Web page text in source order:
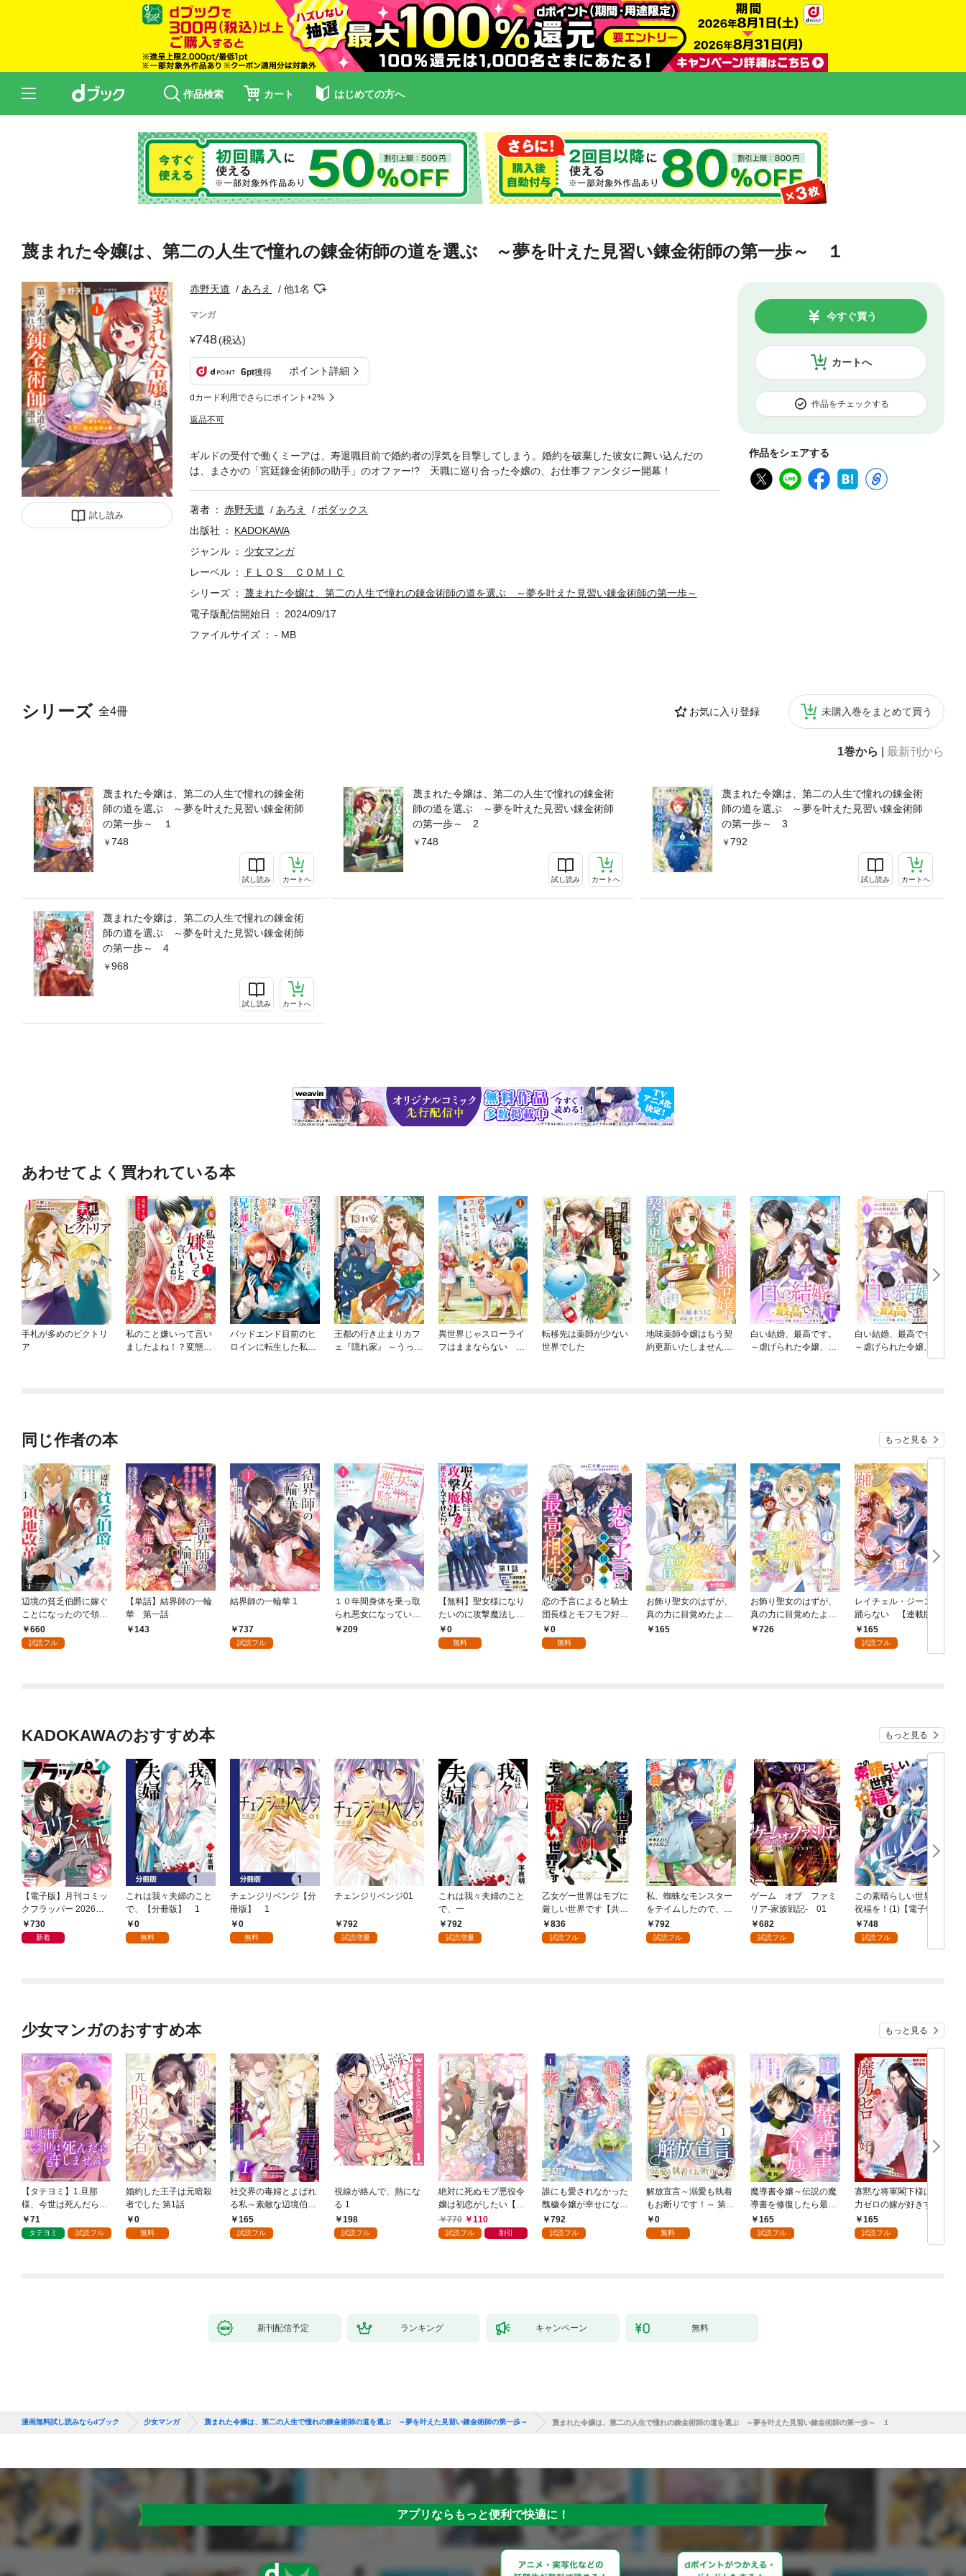
作品検索 カート はじめての方へ
蔑まれた令嬢は、第二の人生で憧れの錬金術師の道を選ぶ ～夢を叶えた見習い錬金術師の第一歩～ １
試し読み
赤野天道 あろえ 他1名
マンガ
748(税込)
6pt獲得 ポイント詳細
dカード利用でさらにポイント+2%
返品不可
カートへ
今すぐ買う
作品をチェックする
作品をシェアする
シリーズ 全4冊 お気に入り登録 未購入巻をまとめて買う
1巻から 最新刊から
蔑まれた令嬢は、第二の人生で憧れの錬金術
師の道を選ぶ ～夢を叶えた見習い錬金術師
の第一歩～ １
748
試し読み カートへ
蔑まれた令嬢は、第二の人生で憧れの錬金術
師の道を選ぶ ～夢を叶えた見習い錬金術師
の第一歩～ 2
748
試し読み カートへ
蔑まれた令嬢は、第二の人生で憧れの錬金術
師の道を選ぶ ～夢を叶えた見習い錬金術師
の第一歩～ 3
792
試し読み カートへ
蔑まれた令嬢は、第二の人生で憧れの錬金術
師の道を選ぶ ～夢を叶えた見習い錬金術師
の第一歩～ 4
968
試し読み カートへ
ギルドの受付で働くミーアは、寿退職目前で婚約者の浮気を目撃してしまう。婚約を破棄した彼女に舞い込んだの
は、まさかの「宮廷錬金術師の助手」のオファー!? 天職に巡り合った令嬢の、お仕事ファンタジー開幕！
著者 赤野天道 あろえ
ボダックス
出版社
KADOKAWA
ジャンル
少女マンガ
レーベル
ＦＬＯＳ ＣＯＭＩＣ
シリーズ
蔑まれた令嬢は、第二の人生で憧れの錬金術師の道を選ぶ ～夢を叶えた見習い錬金術師の第一歩～
電子版配信開始日
2024/09/17
ファイルサイズ
- MB
あわせてよく買われている本
手札が多めのビクトリ
ア
私のこと嫌いって言い
ましたよね！？変態公
バッドエンド目前のヒ
ロインに転生した私、
王都の行き止まりカフ
ェ『隠れ家』 ～うっか
異世界じゃスローライ
フはままならない ～
転移先は薬師が少ない
世界でした
地味薬師令嬢はもう契
約更新いたしません。
白い結婚、最高です。
～虐げられた令嬢、新
白い結婚、最高です。
～虐げられた令嬢、新
妻とメイドを兼任中～
同じ作者の本 もっと見る
辺境の貧乏伯爵に嫁ぐ
ことになったので領地
改革に励みます ～th
e letter from Boule～１
660
試読フル
【単話】結界師の一輪
華 第一話
143
結界師の一輪華 1
737
試読フル
１０年間身体を乗っ取
られ悪女になっていた
私に、二度と顔を見せ
209
【無料】聖女様になり
たいのに攻撃魔法しか
使えないんですけ
ど！？ 第1話【単話
0
無料
恋の予言によると騎士
団長様とモフモフ好き
なギルド受付嬢は最高
の相性らしいです。
0
無料
お飾り聖女のはずが、
真の力に目覚めたよう
です THE COMIC【分
165
お飾り聖女のはずが、
真の力に目覚めたよう
です THE COMIC 1巻
726
レイチェル・ジーンは
踊らない 【連載版】:
1 165
試読フル
KADOKAWAのおすすめ本 もっと見る
【電子版】月刊コミッ
クフラッパー 2026年9
月号730
新着
これは我々夫婦のこと
で、【分冊版】 1
0
無料
チェンジリベンジ【分
冊版】 1
0
無料
チェンジリベンジ01
792
試読増量
これは我々夫婦のこと
で、一
792
試読増量
乙女ゲー世界はモブに
厳しい世界です【共和
国編】 ０１
836
試読フル
私、蜘蛛なモンスター
をテイムしたので、ス
パイダーシルクで裁縫
を頑張ります！ 1
792
試読フル
ゲーム オブ ファミ
リア-家族戦記- 01
682
試読フル
この素晴らしい世界に
祝福を！(1)【電子特別
版】748
試読フル
少女マンガのおすすめ本 もっと見る
【タテヨミ】1.旦那
様、今世は死んだら許
しません
71
タテヨミ 試読フル
婚約した王子は元暗殺
者でした 第1話
0
無料
社交界の毒婦とよばれ
る私～素敵な辺境伯令
息に腕を折られたの
で、責任とってもらい
165
試読フル
視線が絡んで、熱にな
る 1
198
試読フル
絶対に死ぬモブ悪役令
嬢は初恋がしたい【単
行本版】 1巻
770 110
試読フル 割引
誰にも愛されなかった
醜穢令嬢が幸せになる
まで 1
792
試読フル
解放宣言～溺愛も執着
もお断りです！～ 第1
話0
無料
魔導書令嬢～伝説の魔
導書を修復したら最強
の精霊が味方になりま
した（クールな王弟殿
165
試読フル
寡黙な将軍閣下様は魔
力ゼロの嫁が好きすぎ
る～なぜか旦那様の心
の声が聞こえます！？
～［1話売り］ story0
165
試読フル
新刊配信予定 ランキング キャンペーン 無料
漫画無料試し読みならdブック 少女マンガ 蔑まれた令嬢は、第二の人生で憧れの錬金術師の道を選ぶ ～夢を叶えた見習い錬金術師の第一歩～ 蔑まれた令嬢は、第二の人生で憧れの錬金術師の道を選ぶ ～夢を叶えた見習い錬金術師の第一歩～ １
アプリならもっと便利で快適に！